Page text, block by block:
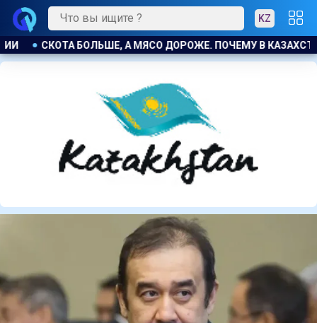
KZ
КАЗАХСТАНЕ ПРОДОЛЖАЮТ РАСТИ ЦЕНЫ НА БАРАНИНУ И